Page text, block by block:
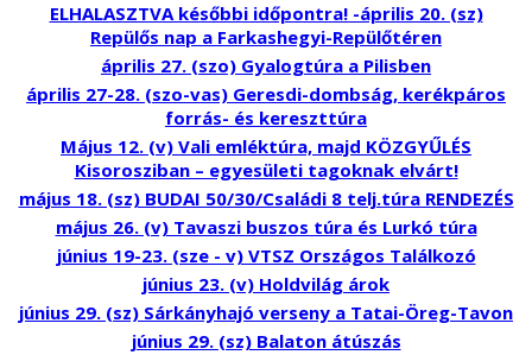
ELHALASZTVA későbbi időpontra! -április 20. (sz)
Repülős nap a Farkashegyi-Repülőtéren
április 27. (szo) Gyalogtúra a Pilisben
április 27-28. (szo-vas) Geresdi-dombság, kerékpáros
forrás- és kereszttúra
Május 12. (v) Vali emléktúra, majd KÖZGYŰLÉS
Kisorosziban – egyesületi tagoknak elvárt!
május 18. (sz) BUDAI 50/30/Családi 8 telj.túra RENDEZÉS
május 26. (v) Tavaszi buszos túra és Lurkó túra
június 19-23. (sze - v) VTSZ Országos Találkozó
június 23. (v) Holdvilág árok
június 29. (sz) Sárkányhajó verseny a Tatai-Öreg-Tavon
június 29. (sz) Balaton átúszás